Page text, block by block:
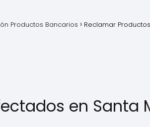
Productos Bancarios
Reclamar
en Santa